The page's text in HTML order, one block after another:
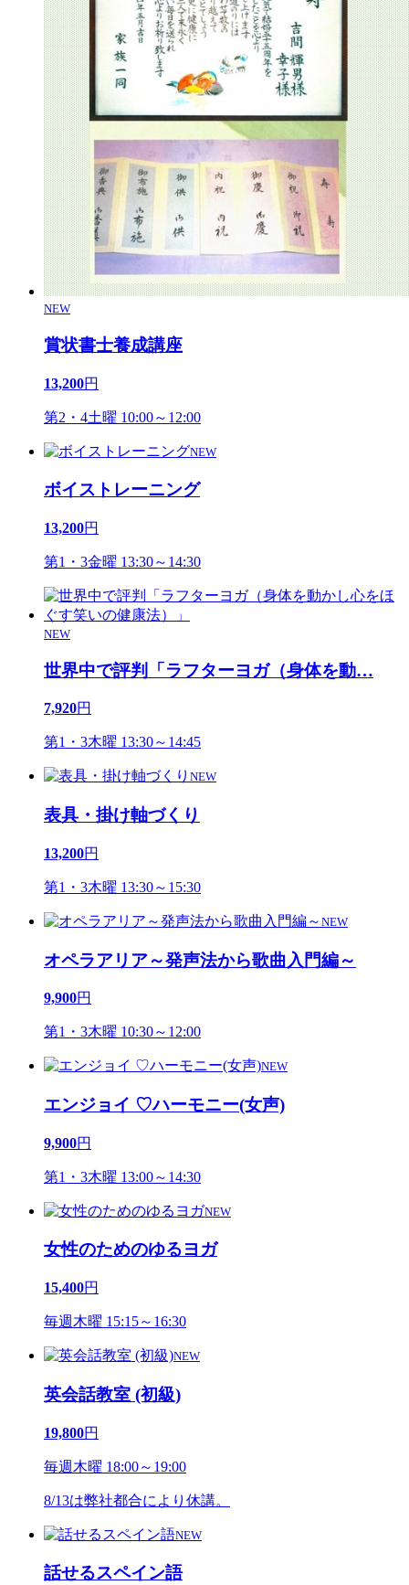
NEW
賞状書士養成講座
13,200円
第2・4土曜 10:00～12:00
NEW
ボイストレーニング
13,200円
第1・3金曜 13:30～14:30
NEW
世界中で評判「ラフターヨガ（身体を動…
7,920円
第1・3木曜 13:30～14:45
NEW
表具・掛け軸づくり
13,200円
第1・3木曜 13:30～15:30
NEW
オペラアリア～発声法から歌曲入門編～
9,900円
第1・3木曜 10:30～12:00
NEW
エンジョイ ♡ハーモニー(女声)
9,900円
第1・3木曜 13:00～14:30
NEW
女性のためのゆるヨガ
15,400円
毎週木曜 15:15～16:30
NEW
英会話教室 (初級)
19,800円
毎週木曜 18:00～19:00
8/13は弊社都合により休講。
NEW
話せるスペイン語